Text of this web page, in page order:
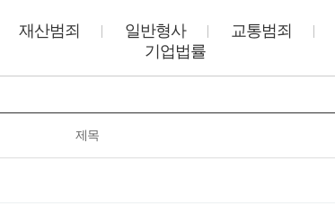
재산범죄 일반형사 교통범죄
기업법률
제목